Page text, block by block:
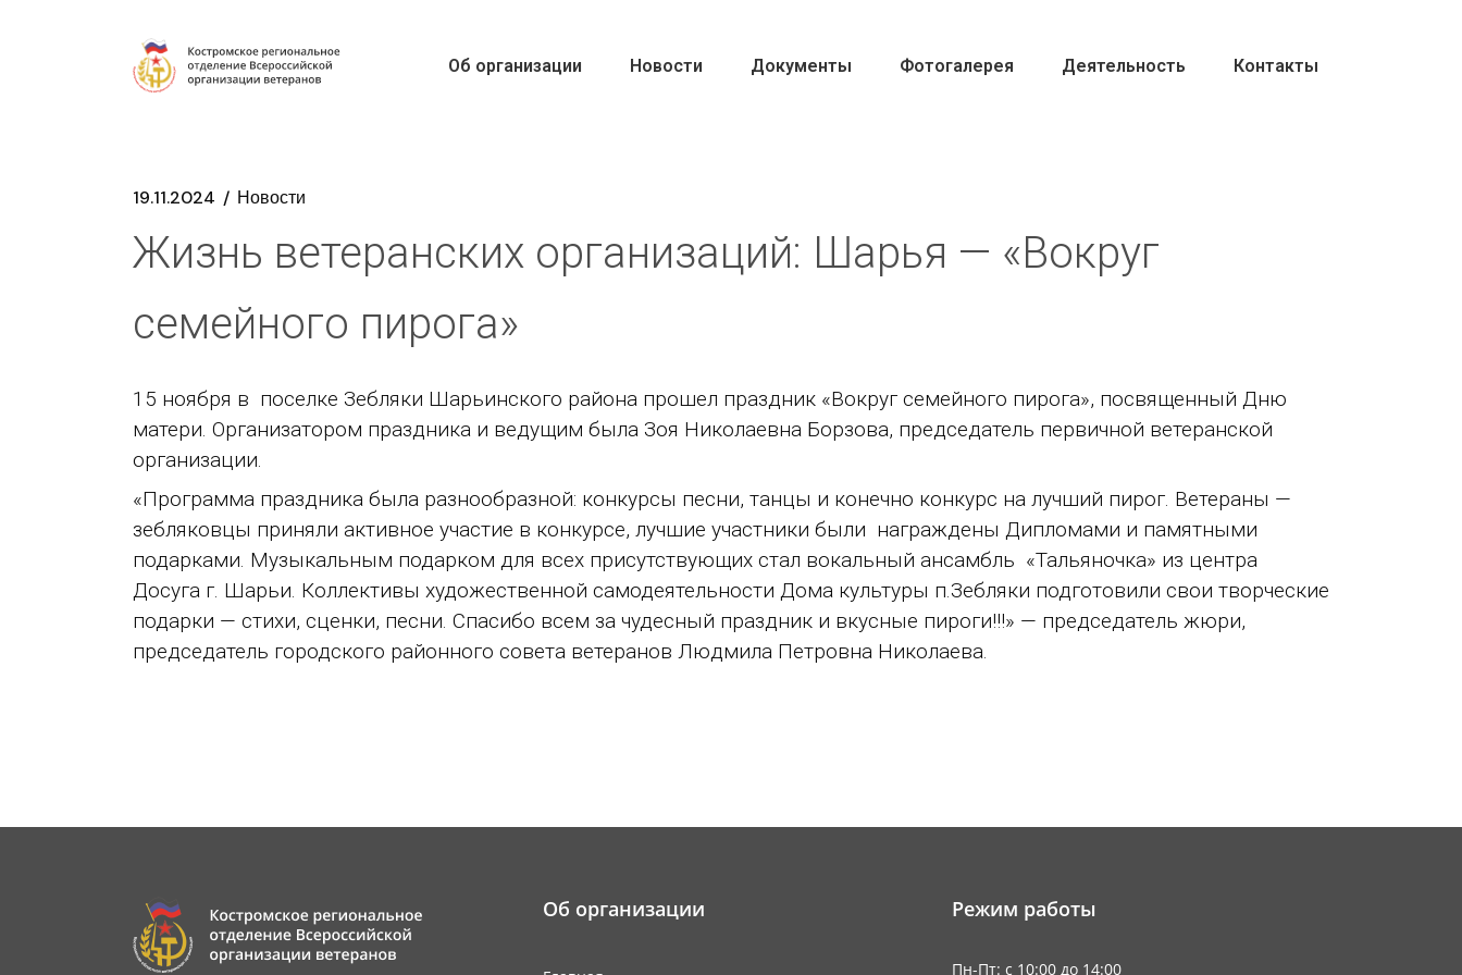
Об организации Новости Документы Фотогалерея Деятельность Контакты
19.11.2024 Новости
Жизнь ветеранских организаций: Шарья — «Вокруг
семейного пирога»
15 ноября в поселке Зебляки Шарьинского района прошел праздник «Вокруг семейного пирога», посвященный Дню
матери. Организатором праздника и ведущим была Зоя Николаевна Борзова, председатель первичной ветеранской
организации.
«Программа праздника была разнообразной: конкурсы песни, танцы и конечно конкурс на лучший пирог. Ветераны —
зебляковцы приняли активное участие в конкурсе, лучшие участники были награждены Дипломами и памятными
подарками. Музыкальным подарком для всех присутствующих стал вокальный ансамбль «Тальяночка» из центра
Досуга г. Шарьи. Коллективы художественной самодеятельности Дома культуры п.Зебляки подготовили свои творческие
подарки — стихи, сценки, песни. Спасибо всем за чудесный праздник и вкусные пироги!!!» — председатель жюри,
председатель городского районного совета ветеранов Людмила Петровна Николаева.
Об организации Режим работы
Пн-Пт: с 10:00 до 14:00